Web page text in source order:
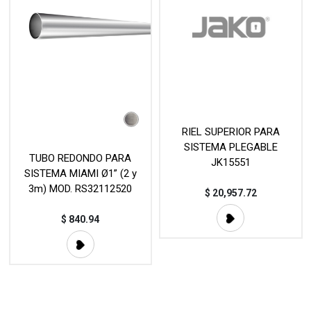
TUBO REDONDO PARA
SISTEMA MIAMI Ø1” (2 y
3m) MOD. RS32112520
$ 840.94
RIEL SUPERIOR PARA
SISTEMA PLEGABLE
JK15551
$ 20,957.72